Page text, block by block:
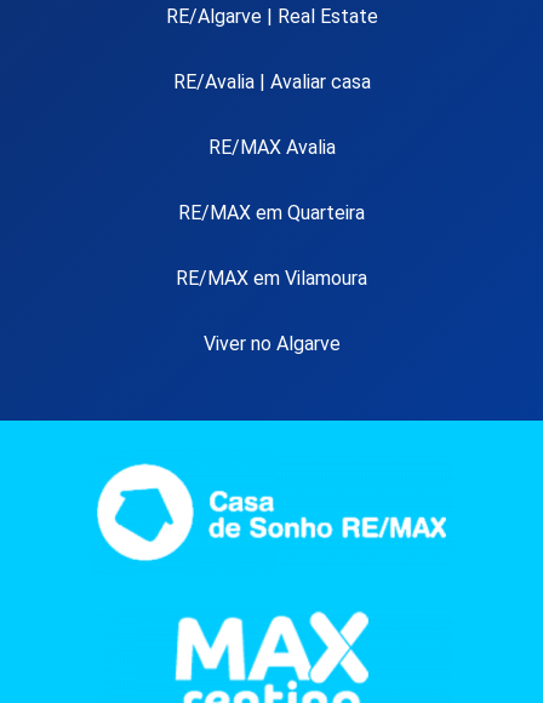
RE/Algarve | Real Estate
RE/Avalia | Avaliar casa
RE/MAX Avalia
RE/MAX em Quarteira
RE/MAX em Vilamoura
Viver no Algarve